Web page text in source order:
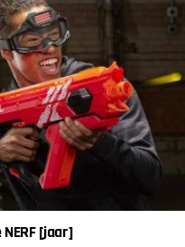
[jaar]